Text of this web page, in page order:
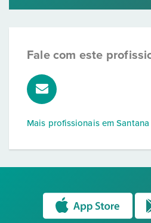
Fale com este
Mais profissionais em